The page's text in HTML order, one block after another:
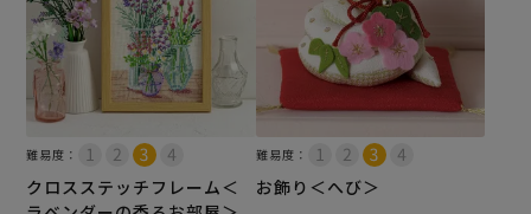
難易度：
クロスステッチフレーム＜
難易度：
お飾り＜へび＞